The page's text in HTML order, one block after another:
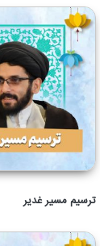
ترسیم مسیر غدیر